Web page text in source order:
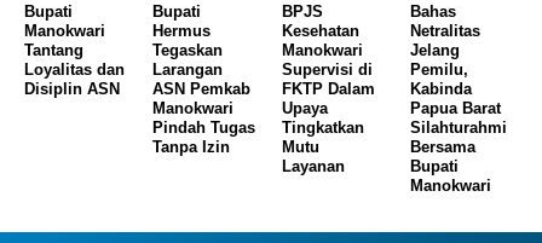
Bupati
Manokwari
Tantang
Loyalitas dan
Disiplin ASN
Bupati
Hermus
Tegaskan
Larangan
ASN Pemkab
Manokwari
Pindah Tugas
Tanpa Izin
BPJS
Kesehatan
Manokwari
Supervisi di
FKTP Dalam
Upaya
Tingkatkan
Mutu
Layanan
Bahas
Netralitas
Jelang
Pemilu,
Kabinda
Papua Barat
Silahturahmi
Bersama
Bupati
Manokwari